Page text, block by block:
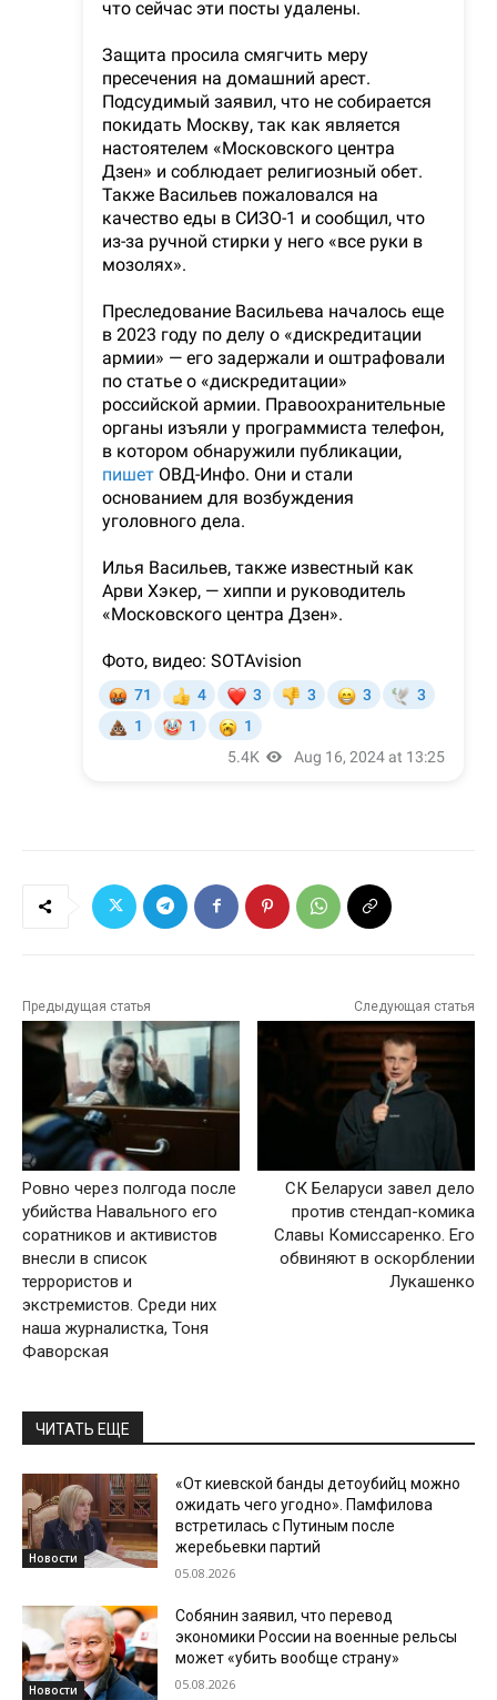
Предыдущая статья
Ровно через полгода после
убийства Навального его
соратников и активистов
внесли в список
террористов и
экстремистов. Среди них
наша журналистка, Тоня
Фаворская
Следующая статья
СК Беларуси завел дело
против стендап-комика
Славы Комиссаренко. Его
обвиняют в оскорблении
Лукашенко
ЧИТАТЬ ЕЩЕ
Новости
«От киевской банды детоубийц можно
ожидать чего угодно». Памфилова
встретилась с Путиным после
жеребьевки партий
05.08.2026
Новости
Собянин заявил, что перевод
экономики России на военные рельсы
может «убить вообще страну»
05.08.2026